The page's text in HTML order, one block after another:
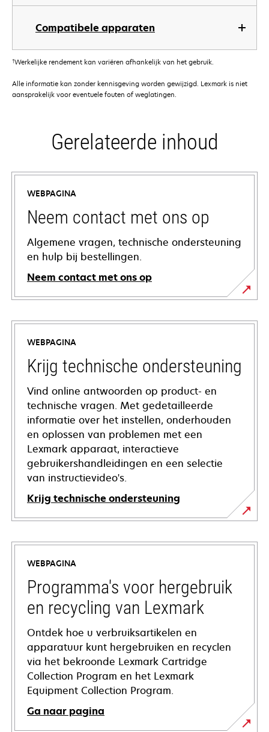
Compatibele apparaten
†Werkelijke rendement kan variëren afhankelijk van het gebruik.
Alle informatie kan zonder kennisgeving worden gewijzigd. Lexmark is niet
aansprakelijk voor eventuele fouten of weglatingen.
Gerelateerde inhoud
WEBPAGINA
Neem contact met ons op
Algemene vragen, technische ondersteuning
en hulp bij bestellingen.
Neem contact met ons op
WEBPAGINA
Krijg technische ondersteuning
Vind online antwoorden op product- en
technische vragen. Met gedetailleerde
informatie over het instellen, onderhouden
en oplossen van problemen met een
Lexmark apparaat, interactieve
gebruikershandleidingen en een selectie
van instructievideo's.
Krijg technische ondersteuning
opens
in
new
tab
WEBPAGINA
Programma's voor hergebruik
en recycling van Lexmark
Ontdek hoe u verbruiksartikelen en
apparatuur kunt hergebruiken en recyclen
via het bekroonde Lexmark Cartridge
Collection Program en het Lexmark
Equipment Collection Program.
Ga naar pagina